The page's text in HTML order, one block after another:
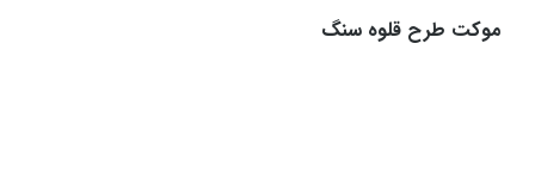
موکت طرح قلوه سنگ